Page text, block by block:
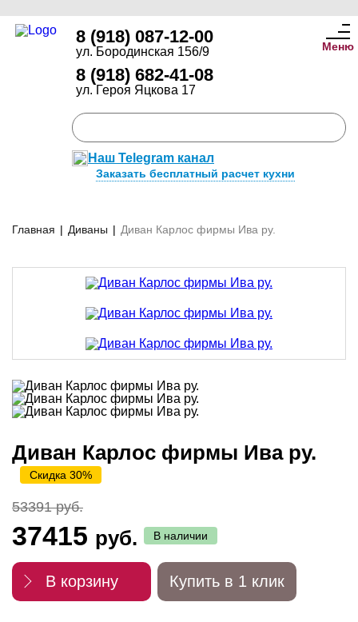
8 (918) 087-12-00
ул. Бородинская 156/9
8 (918) 682-41-08
ул. Героя Яцкова 17
Наш Telegram канал
Заказать бесплатный расчет кухни
Меню
Главная | Диваны | Диван Карлос фирмы Ива ру.
Диван Карлос фирмы Ива ру.
Скидка 30%
53391 руб.
37415 руб. В наличии
В корзину Купить в 1 клик